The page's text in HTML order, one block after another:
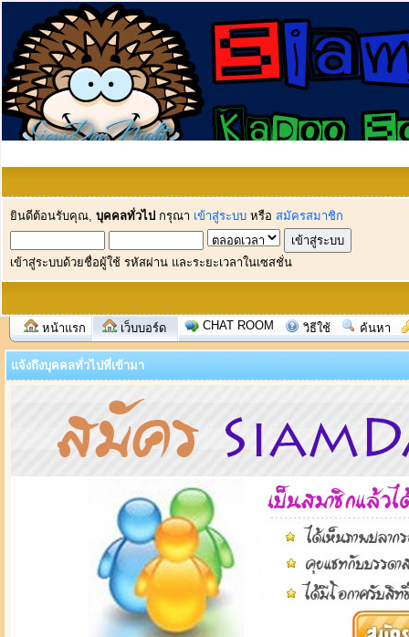
ยินดีต้อนรับคุณ, บุคคลทั่วไป กรุณา เข้าสู่ระบบ หรือ สมัครสมาชิก
เข้าสู่ระบบด้วยชื่อผู้ใช้ รหัสผ่าน และระยะเวลาในเซสชั่น
หน้าแรก เว็บบอร์ด CHAT ROOM วิธีใช้ ค้นหา
แจ้งถึงบุคคลทั่วไปที่เข้ามา